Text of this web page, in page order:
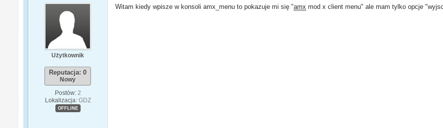
Użytkownik
Reputacja: 0
Nowy
Postów: 2
Lokalizacja: GDZ
OFFLINE
Witam kiedy wpisze w konsoli amx_menu to pokazuje mi się "amx mod x client menu" ale mam tylko opcje